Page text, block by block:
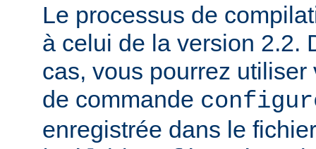
Le processus de
à celui de la version 2.2.
cas, vous pourrez
de commande
enregistrée dans le fichier